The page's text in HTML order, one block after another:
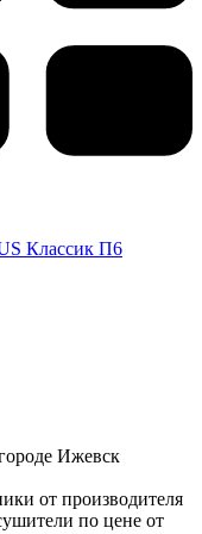
Классик П6
Ижевск
от производителя
по цене от